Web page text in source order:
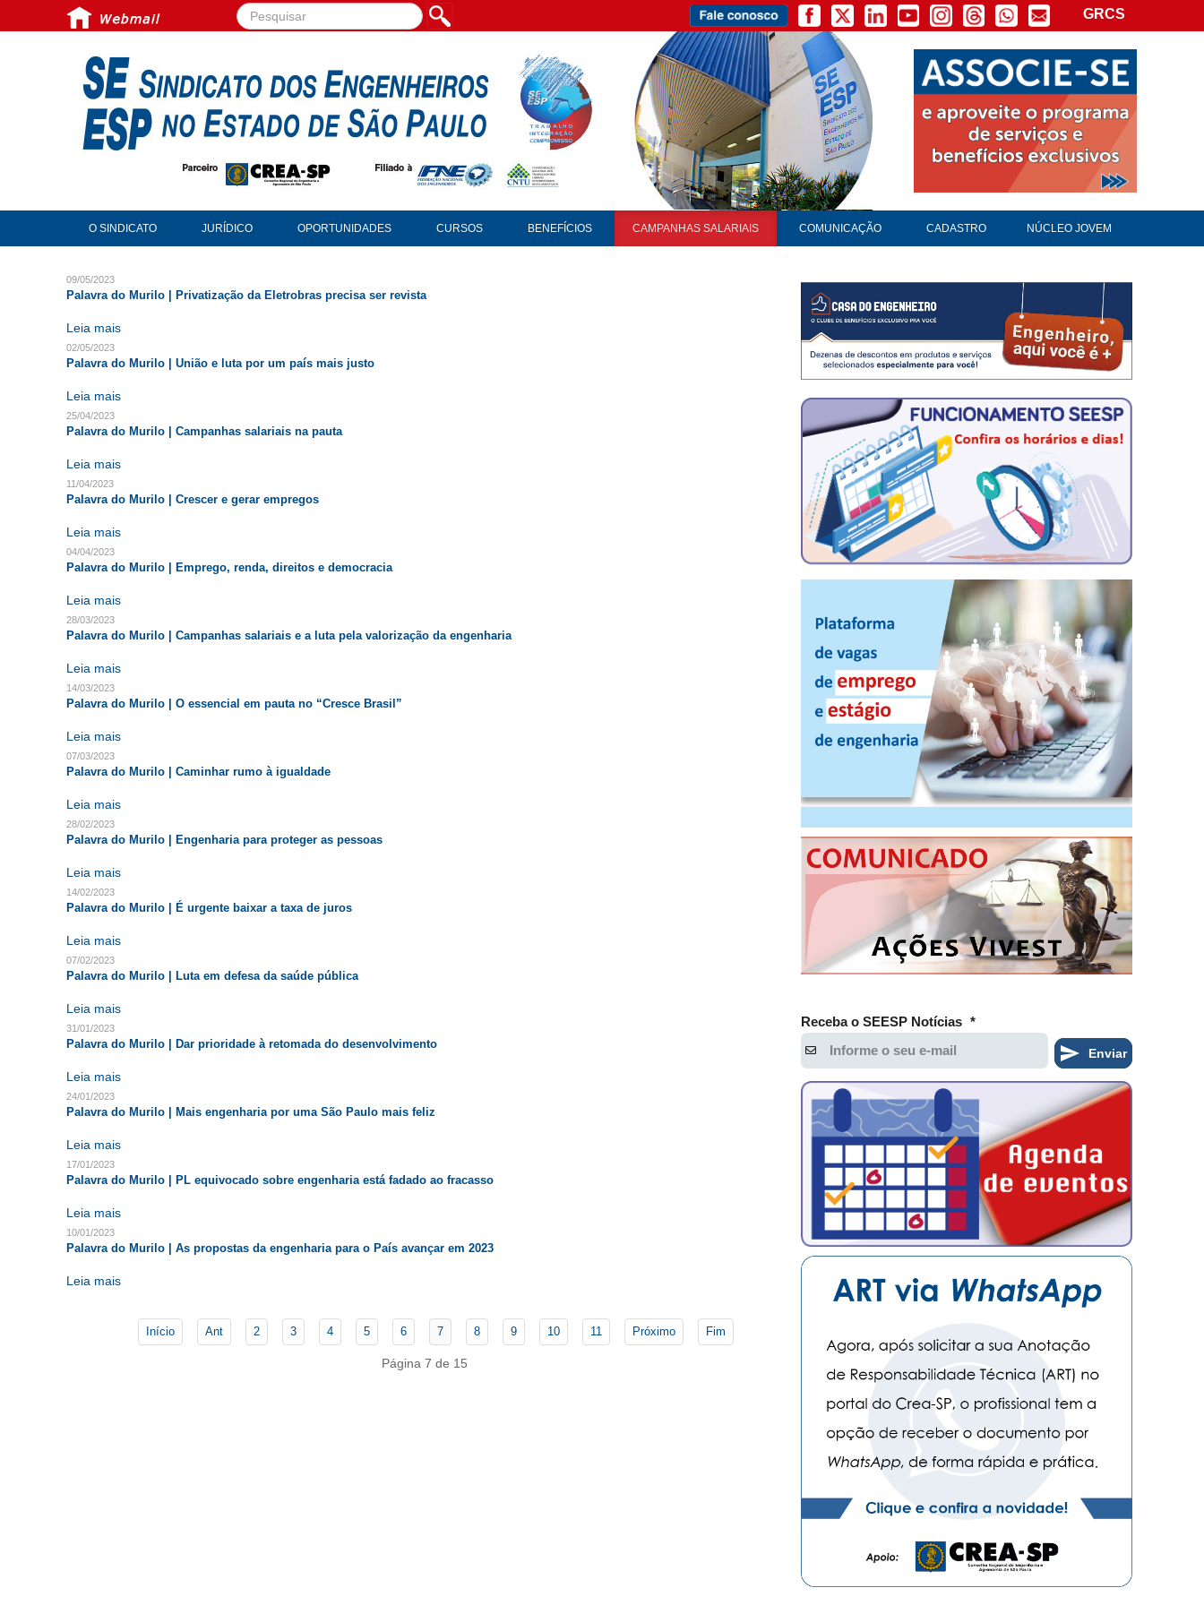
Pesquisar... GRCS
O SINDICATO JURÍDICO OPORTUNIDADES CURSOS BENEFÍCIOS CAMPANHAS SALARIAIS COMUNICAÇÃO CADASTRO NÚCLEO JOVEM
09/05/2023
Palavra do Murilo | Privatização da Eletrobras precisa ser revista
Leia mais
02/05/2023
Palavra do Murilo | União e luta por um país mais justo
Leia mais
25/04/2023
Palavra do Murilo | Campanhas salariais na pauta
Leia mais
11/04/2023
Palavra do Murilo | Crescer e gerar empregos
Leia mais
04/04/2023
Palavra do Murilo | Emprego, renda, direitos e democracia
Leia mais
28/03/2023
Palavra do Murilo | Campanhas salariais e a luta pela valorização da engenharia
Leia mais
14/03/2023
Palavra do Murilo | O essencial em pauta no “Cresce Brasil”
Leia mais
07/03/2023
Palavra do Murilo | Caminhar rumo à igualdade
Leia mais
28/02/2023
Palavra do Murilo | Engenharia para proteger as pessoas
Leia mais
14/02/2023
Palavra do Murilo | É urgente baixar a taxa de juros
Leia mais
07/02/2023
Palavra do Murilo | Luta em defesa da saúde pública
Leia mais
31/01/2023
Palavra do Murilo | Dar prioridade à retomada do desenvolvimento
Leia mais
24/01/2023
Palavra do Murilo | Mais engenharia por uma São Paulo mais feliz
Leia mais
17/01/2023
Palavra do Murilo | PL equivocado sobre engenharia está fadado ao fracasso
Leia mais
10/01/2023
Palavra do Murilo | As propostas da engenharia para o País avançar em 2023
Leia mais
Início Ant 2 3 4 5 6 7 8 9 10 11 Próximo Fim
Página 7 de 15
Receba o SEESP Notícias *
Enviar